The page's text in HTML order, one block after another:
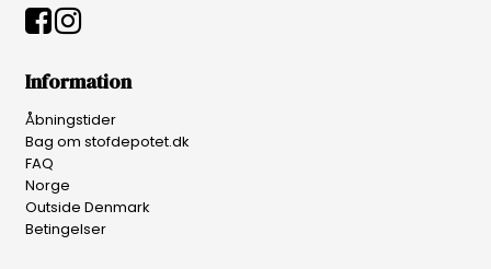
Information
Åbningstider
Bag om stofdepotet.dk
FAQ
Norge
Outside Denmark
Betingelser